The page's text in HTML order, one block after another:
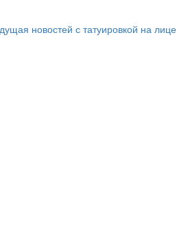
новостей с татуировкой на лице